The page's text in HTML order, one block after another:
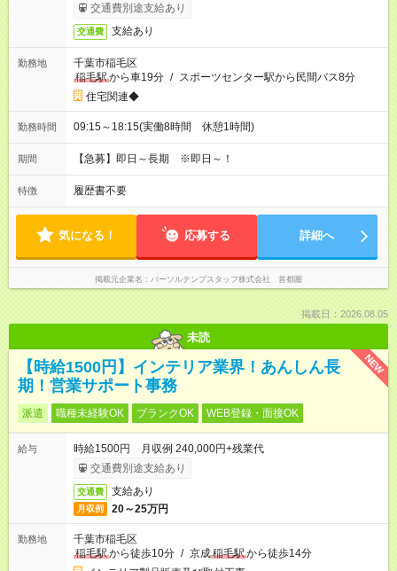
交通費別途支給あり
交通費 支給あり
勤務地
千葉市稲毛区
稲毛駅から車19分 / スポーツセンター駅から民間バス8分
住宅関連◆
勤務時間 09:15～18:15(実働8時間 休憩1時間)
期間 【急募】即日～長期 ※即日～！
特徴 履歴書不要
気になる！ 応募する 詳細へ
掲載元企業名 パーソルテンプスタッフ株式会社 首都圏
掲載日：2026.08.05
未読
NEW
【時給1500円】インテリア業界！あんしん長
期！営業サポート事務
派遣 職種未経験OK ブランクOK WEB登録・面接OK
給与
時給1500円 月収例 240,000円+残業代
交通費別途支給あり
交通費 支給あり
月収例 20～25万円
勤務地
千葉市稲毛区
稲毛駅から徒歩10分 / 京成稲毛駅から徒歩14分